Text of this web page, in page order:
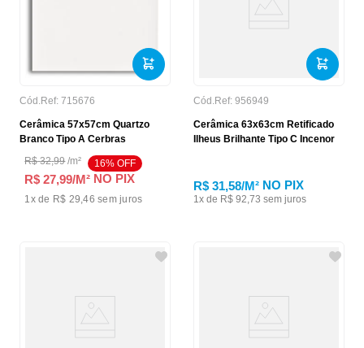
Cód.Ref: 715676
Cerâmica 57x57cm Quartzo
Branco Tipo A Cerbras
R$ 32,99/m² 16% OFF
R$ 27,99/M² NO PIX
1x de R$ 29,46 sem juros
Cód.Ref: 956949
Cerâmica 63x63cm Retificado
Ilheus Brilhante Tipo C Incenor
R$ 31,58/M² NO PIX
1x de R$ 92,73 sem juros